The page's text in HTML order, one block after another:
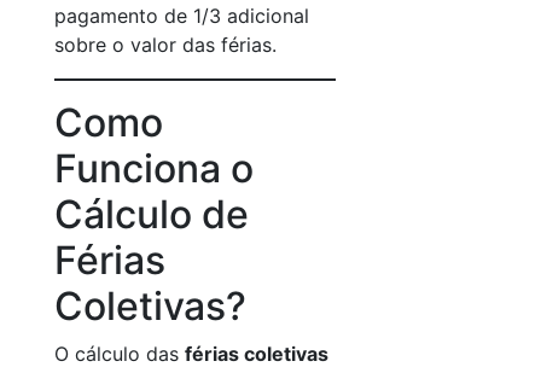
pagamento de 1/3 adicional
sobre o valor das férias.
Como
Funciona o
Cálculo de
Férias
Coletivas?
O cálculo das férias coletivas